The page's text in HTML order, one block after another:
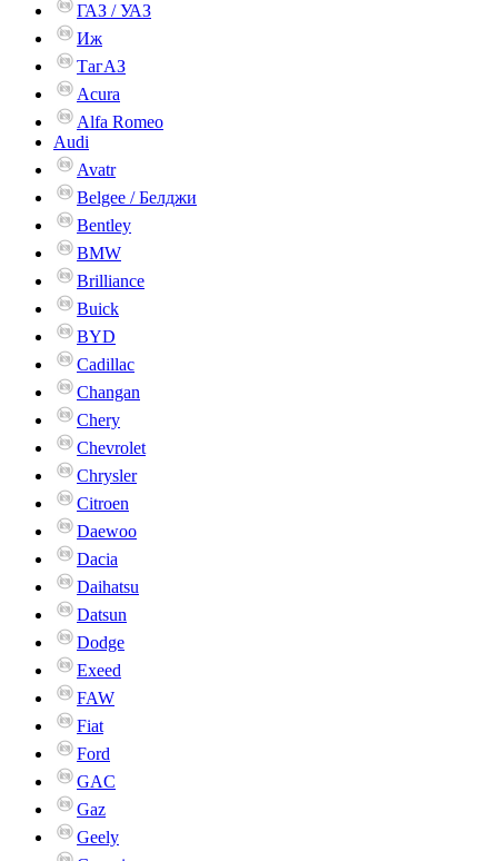
ГАЗ / УАЗ
Иж
ТагАЗ
Acura
Alfa Romeo
Audi
Avatr
Belgee / Белджи
Bentley
BMW
Brilliance
Buick
BYD
Cadillac
Changan
Chery
Chevrolet
Chrysler
Citroen
Daewoo
Dacia
Daihatsu
Datsun
Dodge
Exeed
FAW
Fiat
Ford
GAC
Gaz
Geely